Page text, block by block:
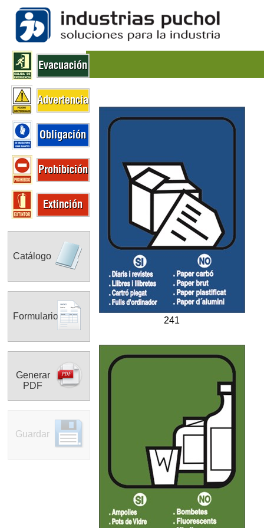
Evacuación
Advertencia
Obligación
Prohibición
Extinción
Catálogo
Formulario
Generar
PDF
Guardar
241